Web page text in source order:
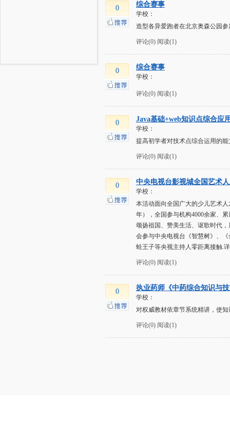
0 综合赛事
学校：
造型各异爱跑者在北京奥森公园
评论(0) 阅读(1)
0 综合赛事
学校：
评论(0) 阅读(1)
0 Java基础+web知识点综合应
学校：
提高初学者对技术点综合运用的
评论(0) 阅读(1)
0 中央电视台影视城全国艺术
学校：
本活动面向全国广大的少儿艺术
年），全国参与机构4000余家、
颂扬祖国、赞美生活、讴歌时代
会参与中央电视台《智慧树》、
蛙王子等央视主持人零距离接触.
评论(0) 阅读(1)
0 执业药师《中药综合知识与
学校：
对权威教材依章节系统精讲，使
评论(0) 阅读(1)